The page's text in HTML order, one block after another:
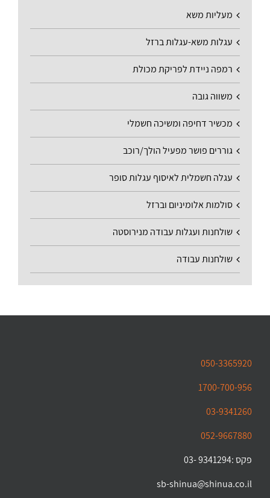
מעליות משא
עגלות משא-עגלות ברזל
רמפה ניידת לפריקת מכולת
משווה גובה
מכשיר דחיפה ומשיכה חשמלי
גוררים פושר מפעיל הולך/רוכב
עגלה חשמלית לאיסוף עגלות סופר
סולמות אלומיניום וברזל
שולחנות ועגלות עבודה מנירוסטה
שולחנות עבודה
050-3365920
1700-700-956
03-9341260
052-9667880
פקס :9341294 -03
sb-shinua@shinua.co.il